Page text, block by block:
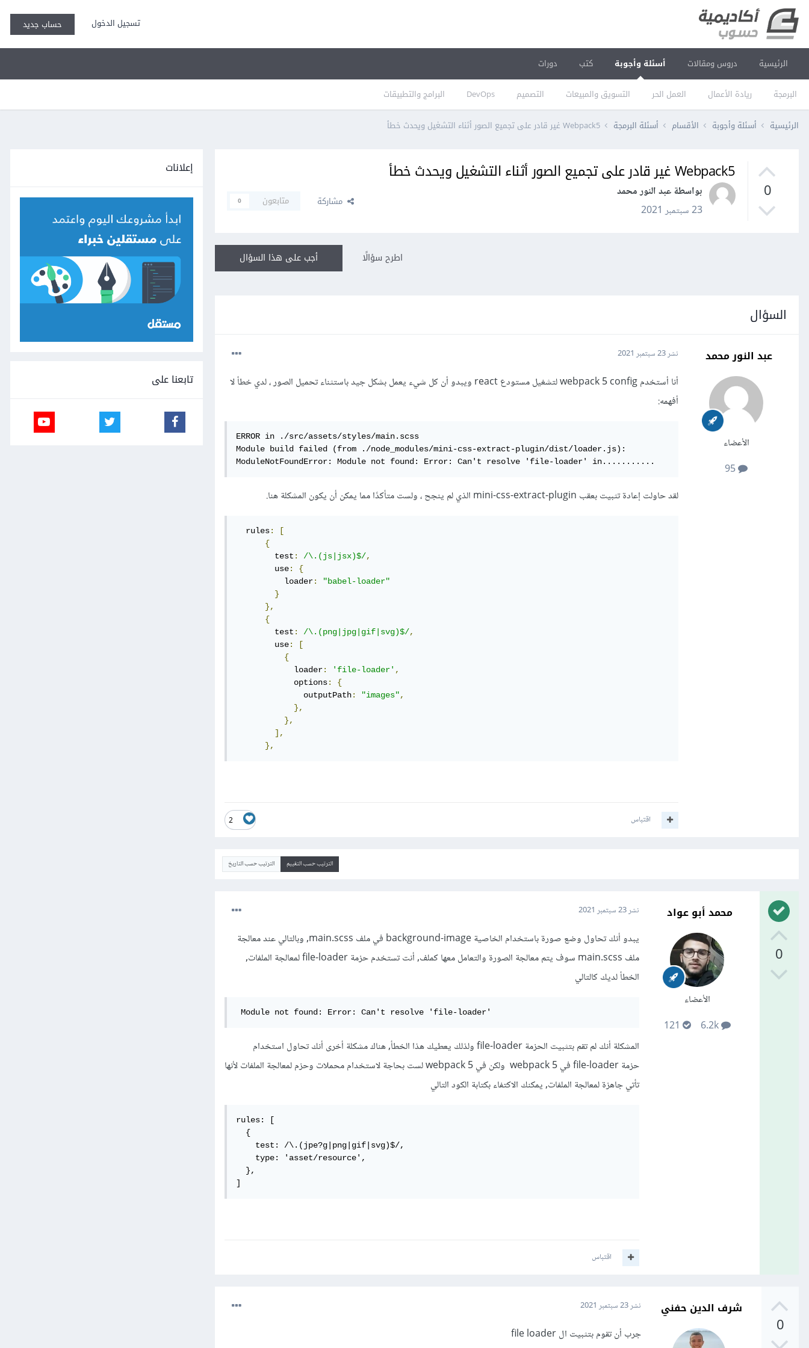
تسجيل الدخول حساب جديد
الرئيسية دروس ومقالات أسئلة وأجوبة
البرمجة ريادة الأعمال العمل الحر التسويق والمبيعات التصميم DevOps البرامج والتطبيقات
كتب دورات
الرئيسية أسئلة وأجوبة الأقسام أسئلة البرمجة Webpack5 غير قادر على تجميع الصور أثناء التشغيل ويحدث خطأ
0
Webpack5 غير قادر على تجميع الصور أثناء التشغيل ويحدث خطأ
بواسطة عبد النور محمد
23 سبتمبر 2021
مشاركة متابعون 0
أجب على هذا السؤال اطرح سؤالًا
السؤال
عبد النور محمد
الأعضاء
نشر23 سبتمبر 2021
أنا أستخدم webpack 5 config لتشغيل مستودع react ويبدو أن كل شيء يعمل بشكل جيد باستثناء تحميل الصور ، لدي خطأ لا
أفهمه:
ERROR in ./src/assets/styles/main.scss
Module build failed (from ./node_modules/mini-css-extract-plugin/dist/loader.js):
ModuleNotFoundError: Module not found: Error: Can't resolve 'file-loader' in...........
لقد حاولت إعادة تثبيت بعقب mini-css-extract-plugin الذي لم ينجح ، ولست متأكدًا مما يمكن أن يكون المشكلة هنا.
  rules
:
[
{
        test
: /\.(js|jsx)$/,
        use
:
{
          loader
:
"babel-loader"
}
},
{
        test
: /\.(png|jpg|gif|svg)$/,
        use
:
[
{
            loader
: 'file-loader' ,
            options
:
{
              outputPath
: "images",
},
},
],
},
2 اقتباس
الترتيب حسب التقييم الترتيب حسب التاريخ
0
محمد أبو عواد
الأعضاء
6.2k
نشر23 سبتمبر 2021
يبدو أنك تحاول وضع صورة باستخدام الخاصية background-image في ملف main.scss, وبالتالي عند معالجة
ملف main.scss سوف يتم معالجة الصورة والتعامل معها كملف, أنت تستخدم حزمة file-loader لمعالجة الملفات,
الخطأ لديك كالتالي
Module not found: Error: Can't resolve 'file-loader'
المشكلة أنك لم تقم بتثبيت الحزمة file-loader ولذلك يعطيك هذا الخطأ, هناك مشكلة أخرى أنك تحاول استخدام
حزمة file-loader في webpack 5 ولكن في webpack 5 لست بحاجة لاستخدام محملات وحزم لمعالجة الملفات لأنها
تأتي جاهزة لمعالجة الملفات, يمكنك الاكتفاء بكتابة الكود التالي
rules: [
  {
    test: /\.(jpe?g|png|gif|svg)$/,
    type: 'asset/resource',
  },
]
اقتباس
0
شرف الدين حفني نشر23 سبتمبر 2021
جرب أن تقوم بتثبيت ال file loader
إعلانات
تابعنا على